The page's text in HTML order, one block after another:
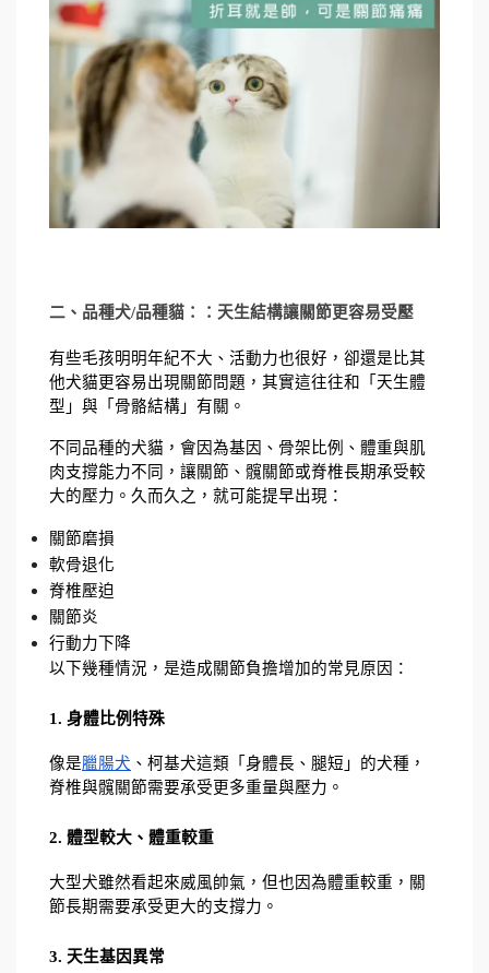
二、品種犬/品種貓：：天生結構讓關節更容易受壓
有些毛孩明明年紀不大、活動力也很好，卻還是比其
他犬貓更容易出現關節問題，其實這往往和「天生體
型」與「骨骼結構」有關。
不同品種的犬貓，會因為基因、骨架比例、體重與肌
肉支撐能力不同，讓關節、髖關節或脊椎長期承受較
大的壓力。久而久之，就可能提早出現：
關節磨損
軟骨退化
脊椎壓迫
關節炎
行動力下降
以下幾種情況，是造成關節負擔增加的常見原因：
1. 身體比例特殊
像是臘腸犬 、柯基犬這類「身體長、腿短」的犬種，
脊椎與髖關節需要承受更多重量與壓力。
2. 體型較大、體重較重
大型犬雖然看起來威風帥氣，但也因為體重較重，關
節長期需要承受更大的支撐力。
3. 天生基因異常